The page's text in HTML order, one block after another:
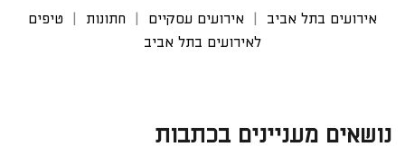
אירועים בתל אביב אירועים עסקיים חתונות
טיפים
לאירועים בתל אביב
נושאים מעניינים בכתבות